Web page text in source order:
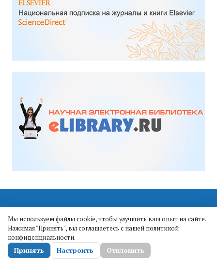
ИПМА КБНЦ РАН || ©
2019
Мы используем файлы cookie, чтобы улучшить ваш опыт на сайте.
Нажимая "Принять", вы соглашаетесь с нашей политикой
конфиденциальности.
Принять Настроить Отклонить